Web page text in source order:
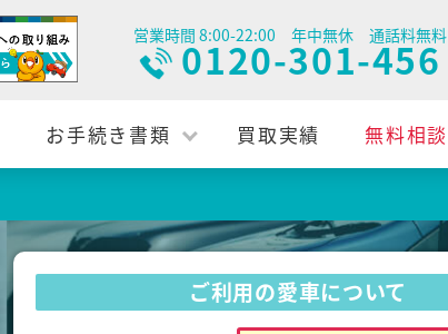
営業時間 8:00-22:00 年中無休 通話料無料
0120-301-456
お手続き書類 買取実績 無料相談
ご利用の愛車について